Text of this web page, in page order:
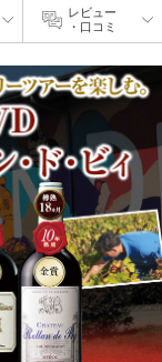
レビュー
・口コミ